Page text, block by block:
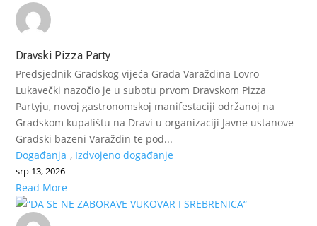
Dravski Pizza Party
Predsjednik Gradskog vijeća Grada Varaždina Lovro
Lukavečki nazočio je u subotu prvom Dravskom Pizza
Partyju, novoj gastronomskoj manifestaciji održanoj na
Gradskom kupalištu na Dravi u organizaciji Javne ustanove
Gradski bazeni Varaždin te pod...
Događanja , Izdvojeno događanje
srp 13, 2026
Read More